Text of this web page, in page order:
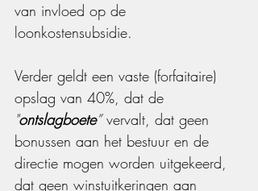
van invloed op de
loonkostensubsidie.
Verder geldt een vaste (forfaitaire)
opslag van 40%, dat de
"ontslagboete” vervalt, dat geen
bonussen aan het bestuur en de
directie mogen worden uitgekeerd,
dat geen winstuitkeringen aan